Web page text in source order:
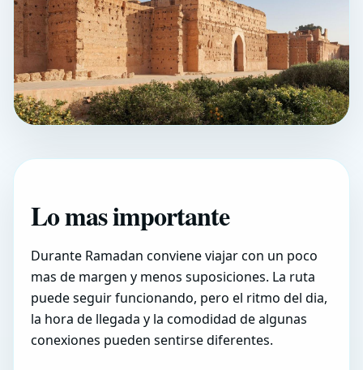
Lo mas importante
Durante Ramadan conviene viajar con un poco
mas de margen y menos suposiciones. La ruta
puede seguir funcionando, pero el ritmo del dia,
la hora de llegada y la comodidad de algunas
conexiones pueden sentirse diferentes.